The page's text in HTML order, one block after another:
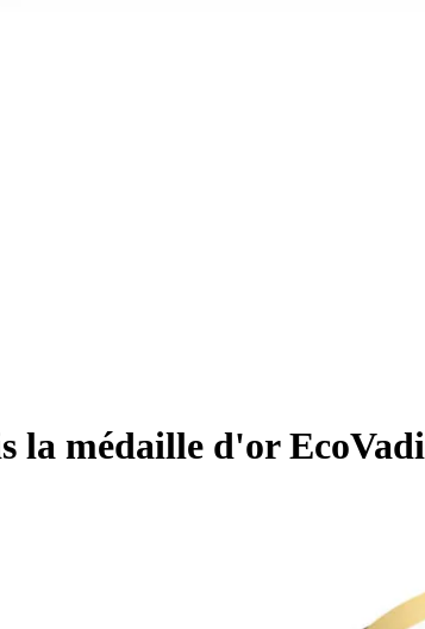
la médaille d'or